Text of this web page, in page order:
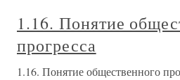
1.16. Понятие
прогресса
1.16. Понятие общественного